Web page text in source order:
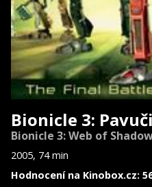
Bionicle 3:
Bionicle 3: Web of
2005, 74 min
Hodnocení na Kinobox.cz: